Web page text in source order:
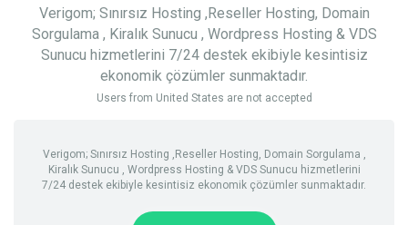
Verigom; Sınırsız Hosting ,Reseller Hosting, Domain
Sorgulama , Kiralık Sunucu , Wordpress Hosting & VDS
Sunucu hizmetlerini 7/24 destek ekibiyle kesintisiz
ekonomik çözümler sunmaktadır.
Users from United States are not accepted
Verigom; Sınırsız Hosting ,Reseller Hosting, Domain Sorgulama ,
Kiralık Sunucu , Wordpress Hosting & VDS Sunucu hizmetlerini
7/24 destek ekibiyle kesintisiz ekonomik çözümler sunmaktadır.